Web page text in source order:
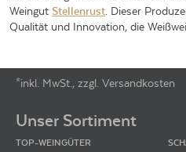
Weingut Stellenrust . Dieser
Qualität und Innovation, die
*inkl. MwSt., zzgl. Versandkosten
Unser Sortiment
TOP-WEINGÜTER